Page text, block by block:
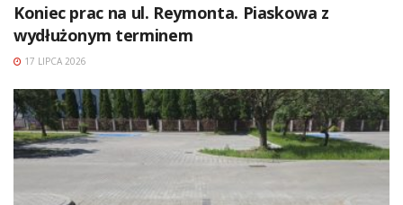
Koniec prac na ul. Reymonta. Piaskowa z
wydłużonym terminem
17 LIPCA 2026